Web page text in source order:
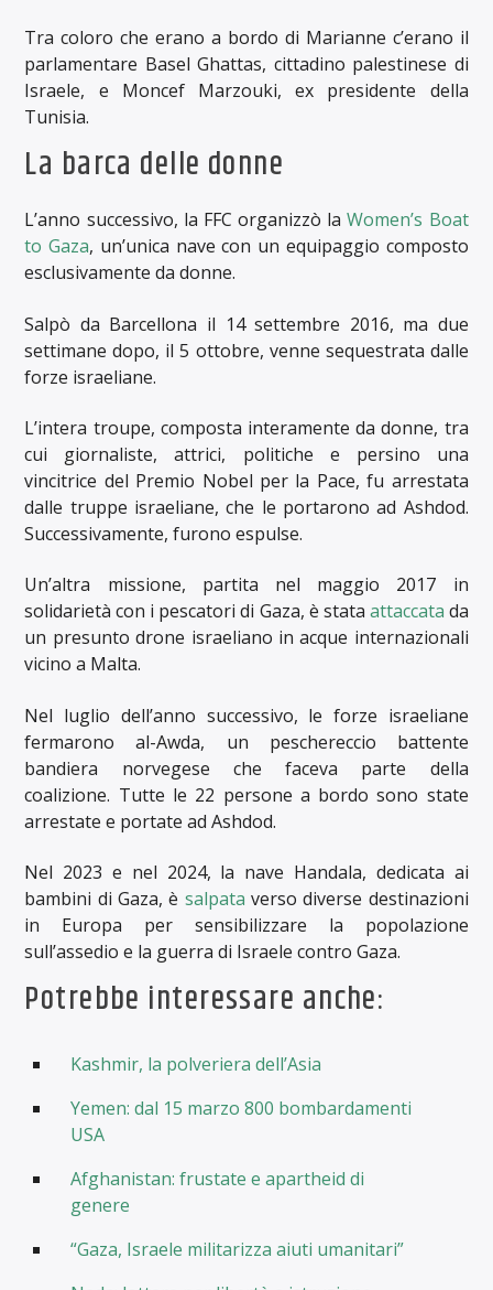
Tra coloro che erano a bordo di Marianne c’erano il
parlamentare Basel Ghattas, cittadino palestinese di
Israele, e Moncef Marzouki, ex presidente della
Tunisia.
La barca delle donne
L’anno successivo, la FFC organizzò laWomen’s Boat
to Gaza, un’unica nave con un equipaggio composto
esclusivamente da donne.
Salpò da Barcellona il 14 settembre 2016, ma due
settimane dopo, il 5 ottobre, venne sequestrata dalle
forze israeliane.
L’intera troupe, composta interamente da donne, tra
cui giornaliste, attrici, politiche e persino una
vincitrice del Premio Nobel per la Pace, fu arrestata
dalle truppe israeliane, che le portarono ad Ashdod.
Successivamente, furono espulse.
Un’altra missione, partita nel maggio 2017 in
solidarietà con i pescatori di Gaza, è stata attaccata da
un presunto drone israeliano in acque internazionali
vicino a Malta.
Nel luglio dell’anno successivo, le forze israeliane
fermarono al-Awda, un peschereccio battente
bandiera norvegese che faceva parte della
coalizione. Tutte le 22 persone a bordo sono state
arrestate e portate ad Ashdod.
Nel 2023 e nel 2024, la nave Handala, dedicata ai
bambini di Gaza, è salpata verso diverse destinazioni
in Europa per sensibilizzare la popolazione
sull’assedio e la guerra di Israele contro Gaza.
Potrebbe interessare anche:
Kashmir, la polveriera dell’Asia
Yemen: dal 15 marzo 800 bombardamenti
USA
Afghanistan: frustate e apartheid di
genere
“Gaza, Israele militarizza aiuti umanitari”